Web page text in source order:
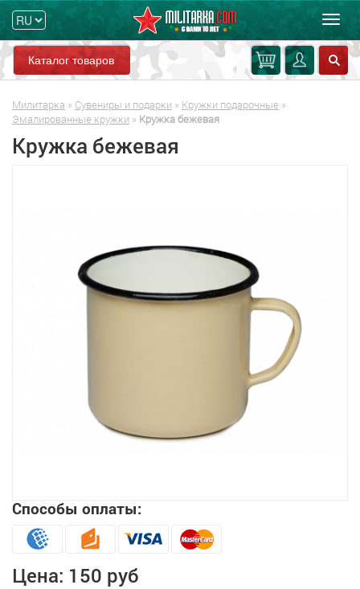
Каталог товаров
Милитарка » Сувениры и подарки » Кружки подарочные »
Эмалированные кружки » Кружка бежевая
Кружка бежевая
Способы оплаты:
Цена: 150 руб